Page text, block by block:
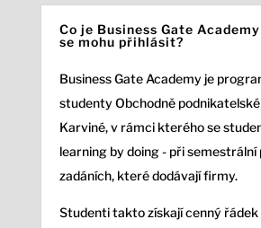
Co je Business Gate
se mohu přihlásit?
Business Gate Academy je
studenty Obchodně
Karviné, v rámci kterého se
learning by doing - při semestrální
zadáních, které dodávají firmy.
Studenti takto získají cenný řádek